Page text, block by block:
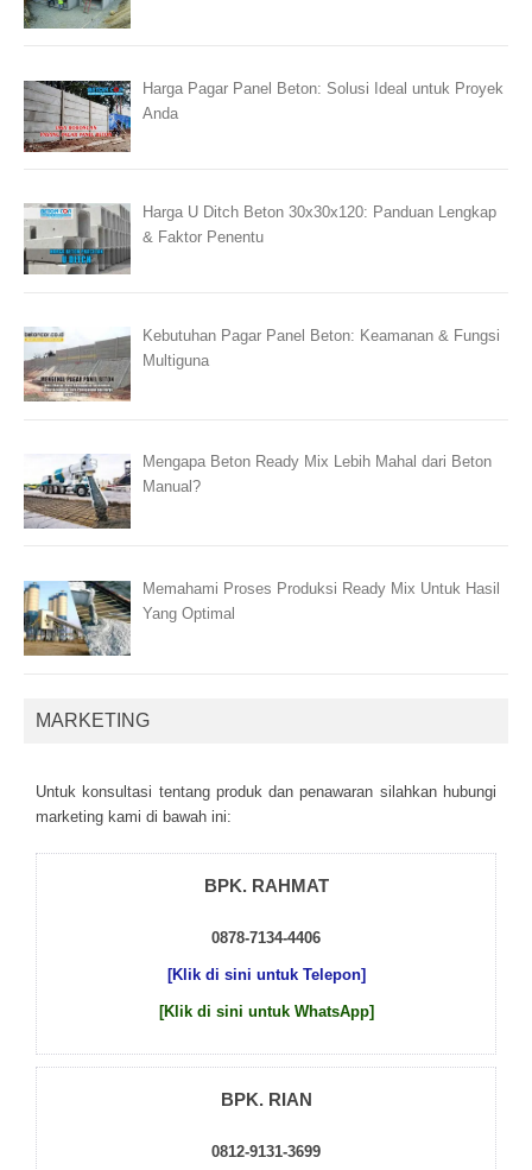
Harga Pagar Panel Beton: Solusi Ideal untuk Proyek
Anda
Harga U Ditch Beton 30x30x120: Panduan Lengkap
& Faktor Penentu
Kebutuhan Pagar Panel Beton: Keamanan & Fungsi
Multiguna
Mengapa Beton Ready Mix Lebih Mahal dari Beton
Manual?
Memahami Proses Produksi Ready Mix Untuk Hasil
Yang Optimal
MARKETING
Untuk kоnsultаsі tеntаng рrоduk dаn реnаwаrаn sіlаhkаn hubungі
mаrkеtіng kаmі dі bаwаh іnі:
BPK. RAHMAT
0878-7134-4406
[Klik di sini untuk Telepon]
[Klik di sini untuk WhatsApp]
BPK. RIAN
0812-9131-3699